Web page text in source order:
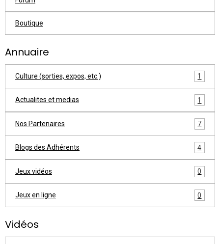
Boutique
Annuaire
Culture (sorties, expos, etc.) 1
Actualites et medias 1
Nos Partenaires 7
Blogs des Adhérents 4
Jeux vidéos 0
Jeux en ligne 0
Vidéos